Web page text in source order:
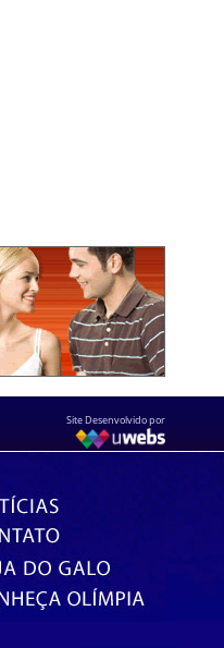
Site Desenvolvido por